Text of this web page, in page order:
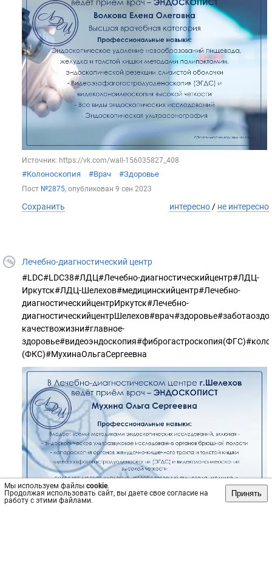
Мы используем файлы cookie.
Продолжая использовать сайт, вы даете свое согласие на
работу с этими файлами.
Принять
Источник: https://vk.com/wall-156035827_408
#Колоноскопия #Врач #Здоровье
Пост №2875, опубликован 9 сен 2023
Сохранить интересно / не интересно
Лечебно-диагностический центр
#LDC#LDC38#ЛДЦ#Лечебно-диагностическийцентр#ЛДЦ-
Иркутск#ЛДЦ-Шелехов#медицинскийцентр#Лечебно-
диагностическийцентрИркутск#Лечебно-
качествожизни#главное-
(ФКС)#МухинаОльгаСергеевна